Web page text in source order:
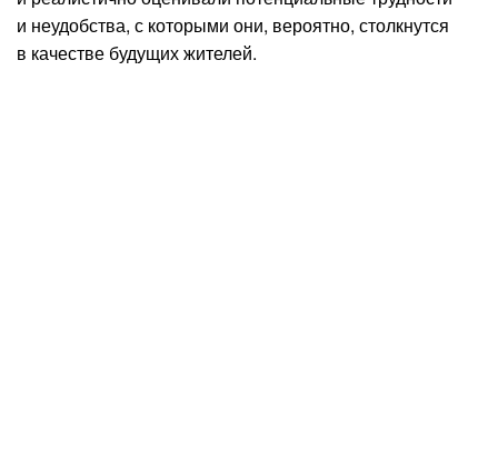
и неудобства, с которыми они, вероятно, столкнутся
в качестве будущих жителей.